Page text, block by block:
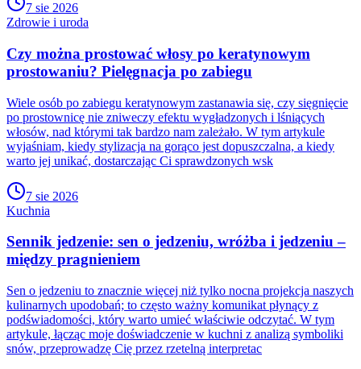
7 sie 2026
Zdrowie i uroda
Czy można prostować włosy po keratynowym
prostowaniu? Pielęgnacja po zabiegu
Wiele osób po zabiegu keratynowym zastanawia się, czy sięgnięcie
po prostownicę nie zniweczy efektu wygładzonych i lśniących
włosów, nad którymi tak bardzo nam zależało. W tym artykule
wyjaśniam, kiedy stylizacja na gorąco jest dopuszczalna, a kiedy
warto jej unikać, dostarczając Ci sprawdzonych wsk
7 sie 2026
Kuchnia
Sennik jedzenie: sen o jedzeniu, wróżba i jedzeniu –
między pragnieniem
Sen o jedzeniu to znacznie więcej niż tylko nocna projekcja naszych
kulinarnych upodobań; to często ważny komunikat płynący z
podświadomości, który warto umieć właściwie odczytać. W tym
artykule, łącząc moje doświadczenie w kuchni z analizą symboliki
snów, przeprowadzę Cię przez rzetelną interpretac